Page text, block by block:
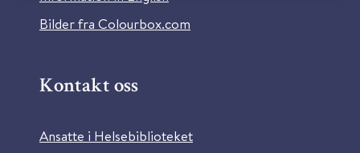
Bilder fra Colourbox.com
Kontakt oss
Ansatte i Helsebiblioteket